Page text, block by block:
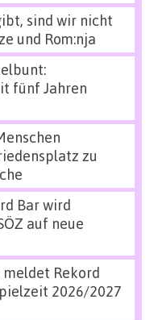
sind wir nicht
und Rom:nja
fünf Jahren
zu
Bar wird
auf neue
Rekord
2026/2027